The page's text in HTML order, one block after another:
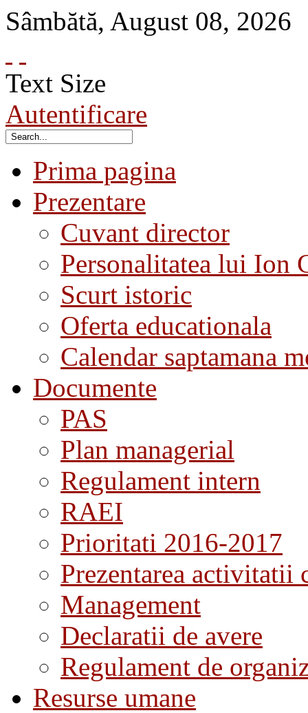
Sâmbătă, August 08, 2026
Text Size
Autentificare
Prima pagina
Prezentare
Cuvant director
Personalitatea lui Ion
Scurt istoric
Oferta educationala
Calendar saptamana
Documente
PAS
Plan managerial
Regulament intern
RAEI
Prioritati 2016-2017
Prezentarea activitatii
Management
Declaratii de avere
Regulament de
Resurse umane